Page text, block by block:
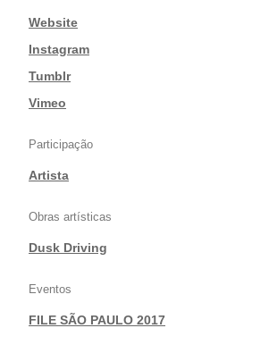
Website
|Instagram
|Tumblr
|Vimeo
Participação
Artista
Obras artísticas
Dusk Driving
Eventos
FILE SÃO PAULO 2017